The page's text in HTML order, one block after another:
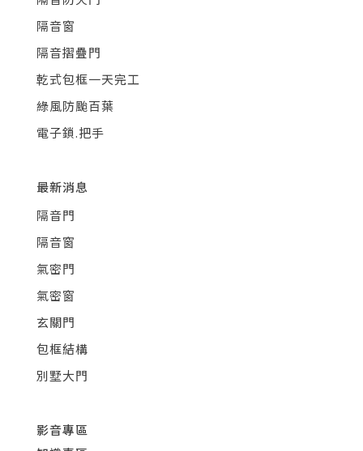
隔音窗
隔音摺疊門
乾式包框一天完工
綠風防颱百葉
電子鎖.把手
最新消息
隔音門
隔音窗
氣密門
氣密窗
玄關門
包框結構
別墅大門
影音專區